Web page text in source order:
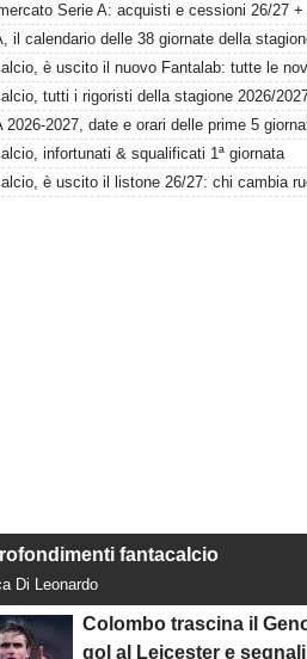
tutti i rigoristi della stagione 2026/
2026-2027, date e orari delle prime 5
infortunati & squalificati 1ª giornata
è uscito il listone 26/27: chi cambia
fantacalcio
Di Leonardo
Colombo trascina il
gol al Leicester e segnali